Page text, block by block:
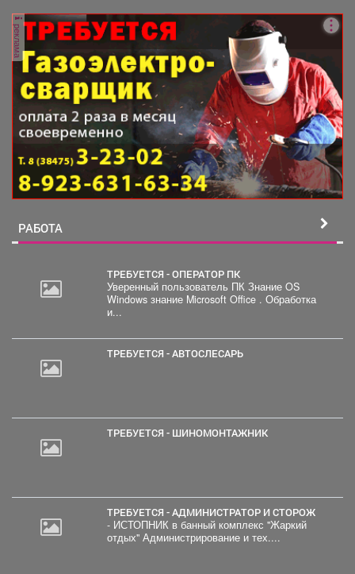
реклама
РАБОТА
ТРЕБУЕТСЯ - ОПЕРАТОР ПК
Уверенный пользователь ПК Знание OS
Windows знание Microsoft Office . Обработка
и...
ТРЕБУЕТСЯ - АВТОСЛЕСАРЬ
ТРЕБУЕТСЯ - ШИНОМОНТАЖНИК
ТРЕБУЕТСЯ - АДМИНИСТРАТОР И СТОРОЖ
- ИСТОПНИК в банный комплекс "Жаркий
отдых" Администрирование и тех....